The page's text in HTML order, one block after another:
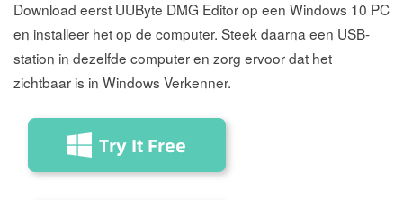
Download eerst UUByte DMG Editor op een Windows 10 PC
en installeer het op de computer. Steek daarna een USB-
station in dezelfde computer en zorg ervoor dat het
zichtbaar is in Windows Verkenner.